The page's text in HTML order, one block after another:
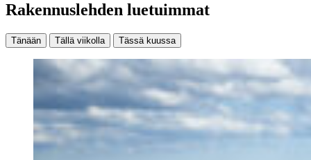
Rakennuslehden luetuimmat
Tänään Tällä viikolla Tässä kuussa